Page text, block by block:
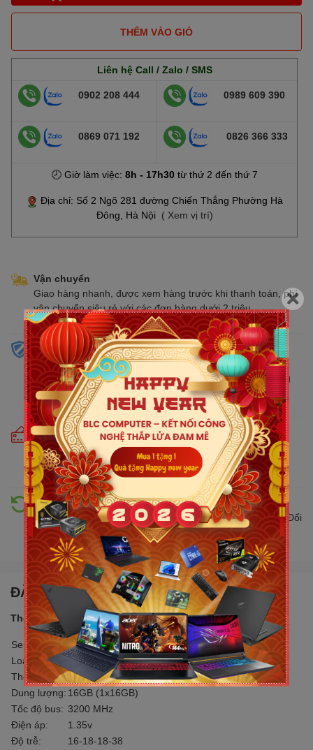
THÊM VÀO GIỎ
Liên hệ Call / Zalo / SMS
0902 208 444 0989 609 390
0869 071 192 0826 366 333
🕗 Giờ làm việc: 8h - 17h30từ thứ 2 đến thứ 7
Địa chỉ: Số 2 Ngõ 281 đường Chiến Thắng Phường Hà
Đông, Hà Nội ( Xem vị trí)
Vận chuyển
Giao hàng nhanh, được xem hàng trước khi thanh toán, phí
vận chuyển siêu rẻ với các đơn hàng dưới 2 triệu
Sản phẩm chính hãng
Cam kết bán hàng chính hãng phân phối tại Việt Nam,
chúng tôi tự hào là đại lý chính thức của tất cả các thương
hiệu kinh doanh sản phẩm CNTT trên thị trường
Cam kết giá tốt
Giá tốt hơn từ 10% - 30% so với thị trường. Liên tục cập
nhật giá mới nhất, cạnh tranh
Hỗ trợ đổi trả
Đổi trả hàng lên đến 30 ngày nếu có lỗi do nhà sản xuất. Đổi
trả hàng không cần lý do với mức phí ưu đãi
ĐẶC ĐIỂM NỔI BẬT
Thông số sản phẩm:
Series:
KingSpec
Loại Ram:
PC
Thế hệ:
DDR4
Dung lượng: 16GB (1x16GB)
Tốc độ bus: 3200 MHz
Điện áp:
1.35v
Độ trễ:
16-18-18-38